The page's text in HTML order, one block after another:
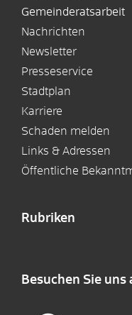
Gemeinderatsarbeit
Nachrichten
Newsletter
Presseservice
Stadtplan
Karriere
Schaden melden
Links & Adressen
Öffentliche
Rubriken
Besuchen Sie uns